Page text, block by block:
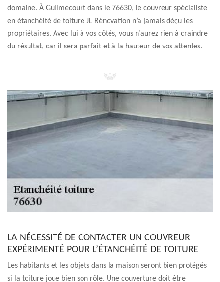
domaine. À Guilmecourt dans le 76630, le couvreur spécialiste
en étanchéité de toiture JL Rénovation n’a jamais déçu les
propriétaires. Avec lui à vos côtés, vous n’aurez rien à craindre
du résultat, car il sera parfait et à la hauteur de vos attentes.
LA NÉCESSITÉ DE CONTACTER UN COUVREUR
EXPÉRIMENTÉ POUR L’ÉTANCHÉITÉ DE TOITURE
Les habitants et les objets dans la maison seront bien protégés
si la toiture joue bien son rôle. Une couverture doit être